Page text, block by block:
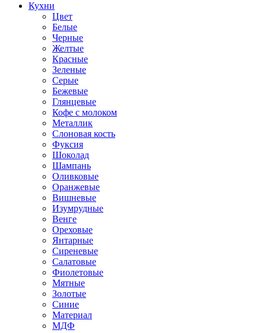
Кухни
Цвет
Белые
Черные
Желтые
Красные
Зеленые
Серые
Бежевые
Глянцевые
Кофе с молоком
Металлик
Слоновая кость
Фуксия
Шоколад
Шампань
Оливковые
Оранжевые
Вишневые
Изумрудные
Венге
Ореховые
Янтарные
Сиреневые
Салатовые
Фиолетовые
Мятные
Золотые
Синие
Материал
МДФ